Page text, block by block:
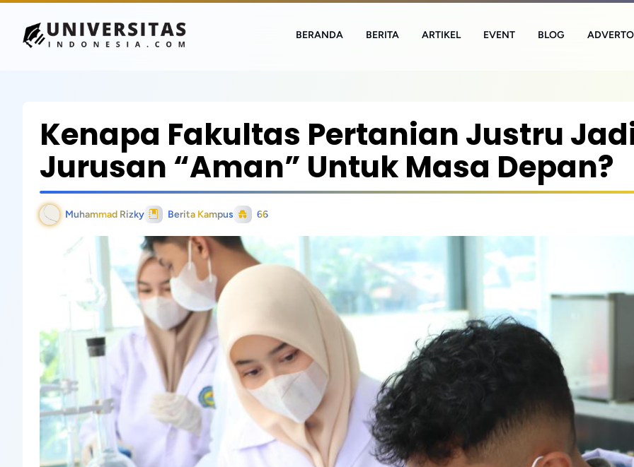
BERANDA BERITA ARTIKEL EVENT BLOG
Kenapa Fakultas Pertanian Justru
Jurusan “Aman” Untuk Masa Depan?
Muhammad Rizky Berita Kampus 66